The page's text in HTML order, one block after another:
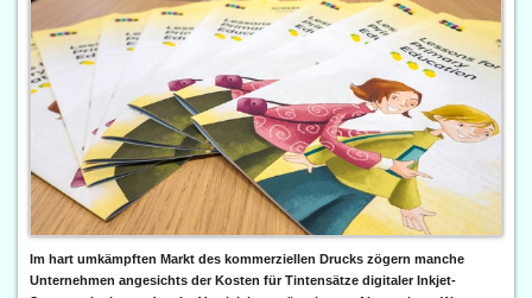
Im hart umkämpften Markt des kommerziellen Drucks zögern manche
Unternehmen angesichts der Kosten für Tintensätze digitaler Inkjet-